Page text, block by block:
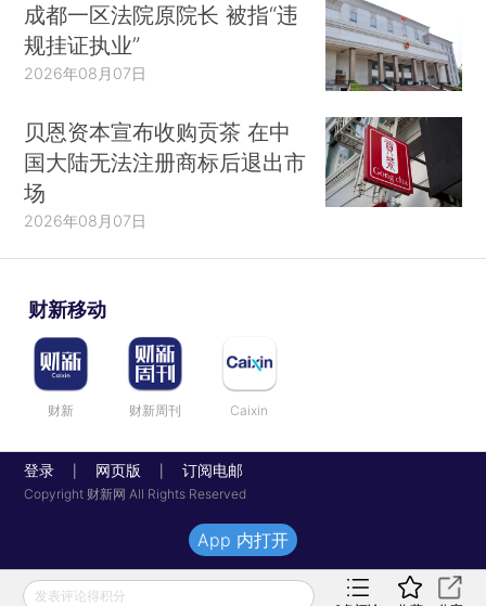
成都一区法院原院长 被指“违
规挂证执业”
2026年08月07日
贝恩资本宣布收购贡茶 在中
国大陆无法注册商标后退出市
场
2026年08月07日
财新移动
财新 财新周刊 Caixin
登录 网页版 订阅电邮
Copyright 财新网 All Rights Reserved
发表评论得积分
App 内打开